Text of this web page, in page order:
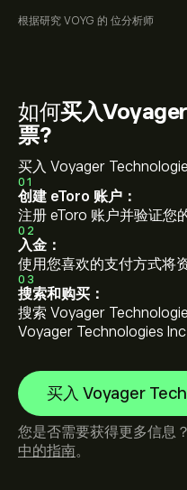
根据研究 VOYG 的 位分析师
如何买入
票?
买入 Voyager
01
创建 eToro 账户：
注册 eToro 账户并验证您
02
入金：
使用您喜欢的支付方式将
03
搜索和购买：
搜索 Voyager
Voyager Technologies Inc
买入 Voyager
您是否需要获得更多信息
中的指南。